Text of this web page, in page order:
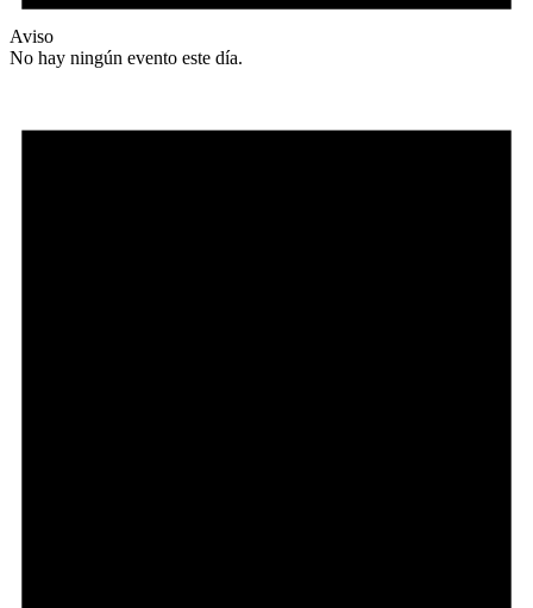
Aviso
No hay ningún evento este día.